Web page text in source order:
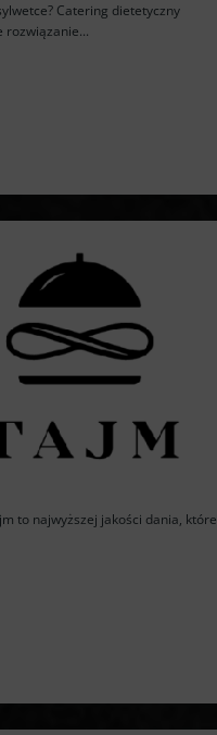
Catering dietetyczny
rozwiązanie...
to najwyższej jakości dania, które